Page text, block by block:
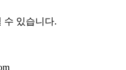
수 있습니다.